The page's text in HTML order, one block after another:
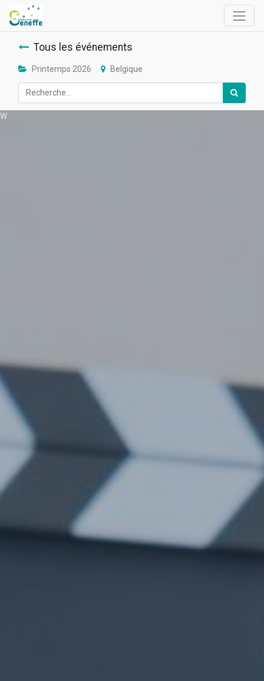
Tous les événements
Printemps 2026 Belgique
W